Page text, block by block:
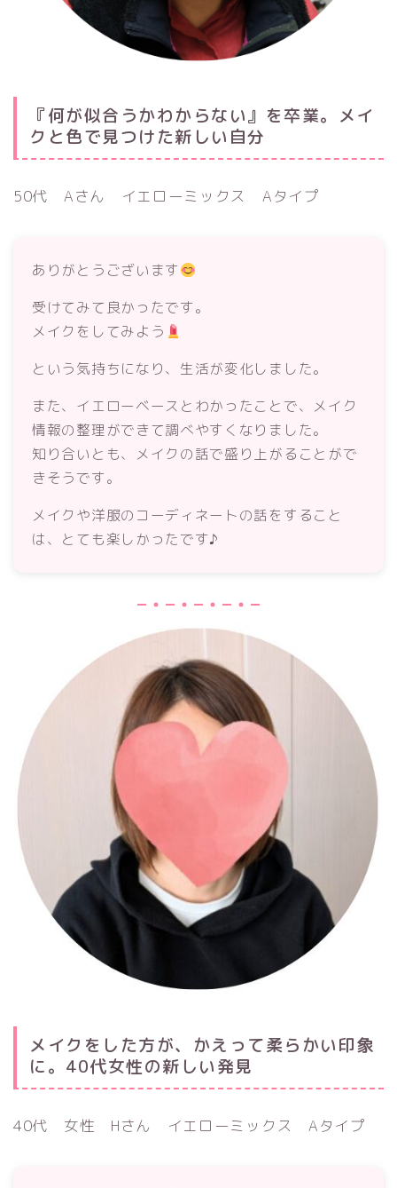
『何が似合うかわからない』を卒業。メイ
クと色で見つけた新しい自分
50代 Aさん イエローミックス Aタイプ
ありがとうございます
受けてみて良かったです。
メイクをしてみよう
という気持ちになり、生活が変化しました。
また、イエローベースとわかったことで、メイク
情報の整理ができて調べやすくなりました。
知り合いとも、メイクの話で盛り上がることがで
きそうです。
メイクや洋服のコーディネートの話をすること
は、とても楽しかったです♪
メイクをした方が、かえって柔らかい印象
に。40代女性の新しい発見
40代 女性 Hさん イエローミックス Aタイプ